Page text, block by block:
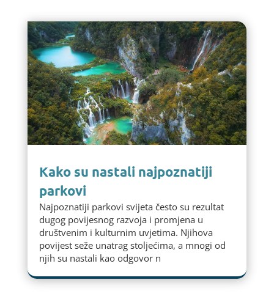
Kako su nastali najpoznatiji
parkovi
Najpoznatiji parkovi svijeta često su rezultat
dugog povijesnog razvoja i promjena u
društvenim i kulturnim uvjetima. Njihova
povijest seže unatrag stoljećima, a mnogi od
njih su nastali kao odgovor n